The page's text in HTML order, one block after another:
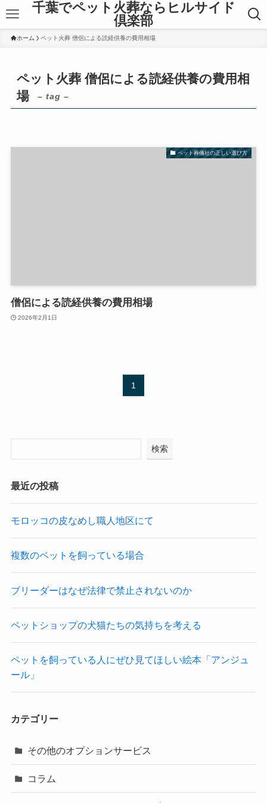
千葉でペット火葬ならヒルサイド
倶楽部
ホーム ペット火葬 僧侶による読経供養の費用相場
ペット火葬 僧侶による読経供養の費用相
場
– tag –
ペット葬儀社の正しい選び方
僧侶による読経供養の費用相場
2026年2月1日
1
検索
最近の投稿
モロッコの皮なめし職人地区にて
複数のペットを飼っている場合
ブリーダーはなぜ法律で禁止されないのか
ペットショップの犬猫たちの気持ちを考える
ペットを飼っている人にぜひ見てほしい絵本「アンジュ
ール」
カテゴリー
その他のオプションサービス
コラム